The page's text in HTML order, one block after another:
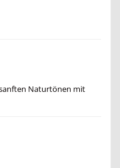
Naturtönen mit